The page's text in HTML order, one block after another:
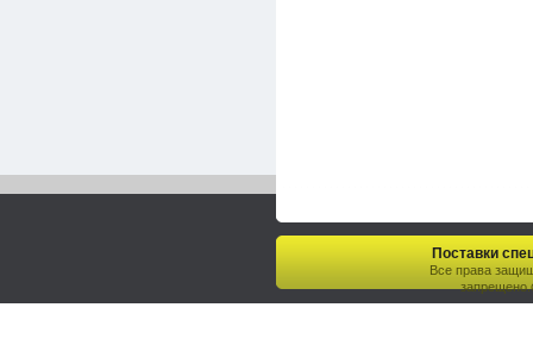
Поставки
Все права
запрещено.